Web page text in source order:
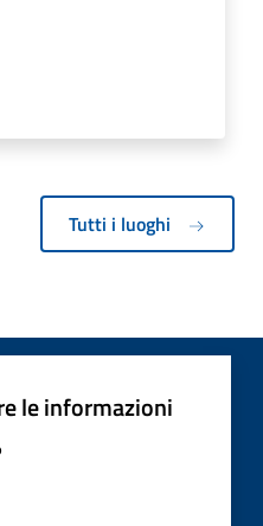
Tutti i luoghi
le informazioni